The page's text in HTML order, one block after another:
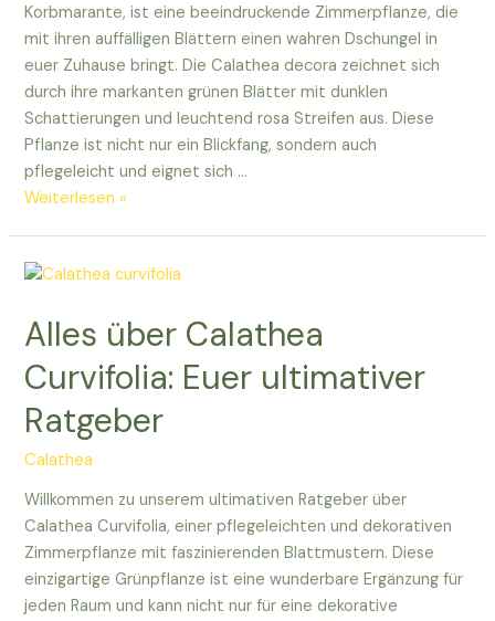
Korbmarante, ist eine beeindruckende Zimmerpflanze, die
mit ihren auffälligen Blättern einen wahren Dschungel in
euer Zuhause bringt. Die Calathea decora zeichnet sich
durch ihre markanten grünen Blätter mit dunklen
Schattierungen und leuchtend rosa Streifen aus. Diese
Pflanze ist nicht nur ein Blickfang, sondern auch
pflegeleicht und eignet sich …
Entdeckt
Calathea
für
Indoor-
Dschungel!
Weiterlesen »
Alles über Calathea
Curvifolia: Euer ultimativer
Ratgeber
Calathea
Willkommen zu unserem ultimativen Ratgeber über
Calathea Curvifolia, einer pflegeleichten und dekorativen
Zimmerpflanze mit faszinierenden Blattmustern. Diese
einzigartige Grünpflanze ist eine wunderbare Ergänzung für
jeden Raum und kann nicht nur für eine dekorative